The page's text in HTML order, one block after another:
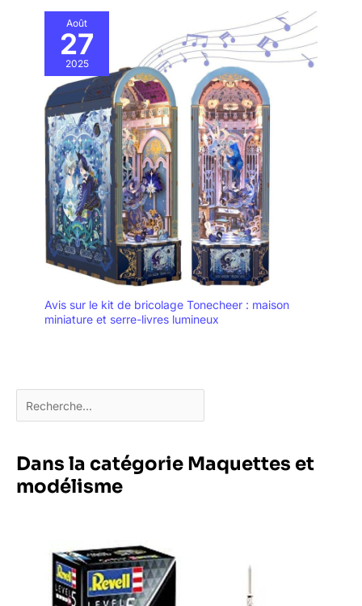
Août
27
2025
Avis sur le kit de bricolage Tonecheer : maison
miniature et serre-livres lumineux
Dans la catégorie Maquettes et
modélisme